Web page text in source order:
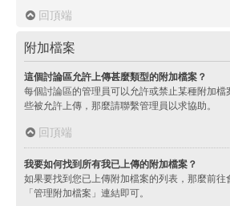
回頂端
附加檔案
這個討論區允許上傳甚麼類型的附加檔案？
每個討論區的管理員可以允許或禁止某種附加
些被允許上傳，那麼請聯繫管理員以求協助。
回頂端
我要如何找到所有我已上傳的附加檔案？
如果要找到您已上傳附加檔案的列表，那麼前往
「管理附加檔案」連結即可。